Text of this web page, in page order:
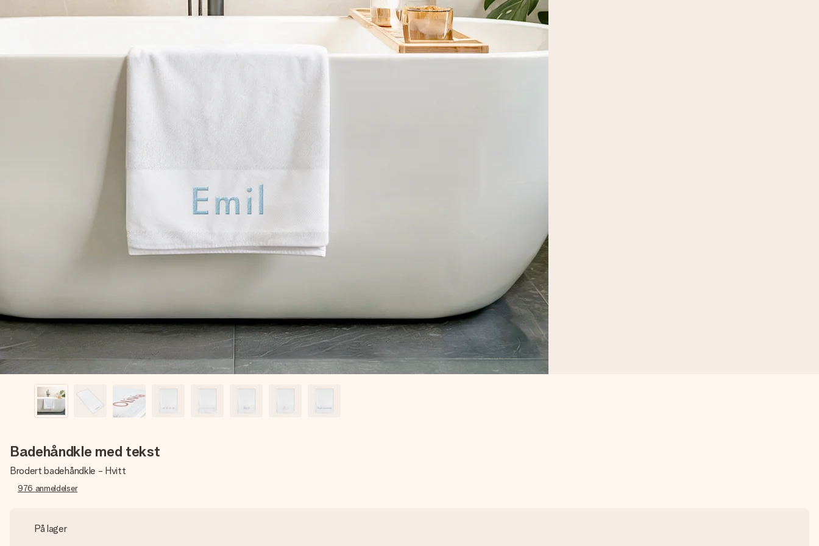
Badehåndkle med tekst
Brodert badehåndkle - Hvitt
976 anmeldelser
På lager